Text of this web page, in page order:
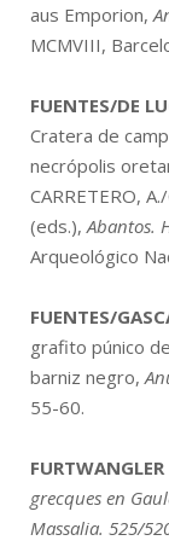
aus Emporion,
MCMVIII,
FUENTES/DE
Cratera de
necrópolis
CARRETERO,
(eds.), Abantos.
Arqueológico
FUENTES/
grafito púnico
barniz negro,
55-60.
grecques en
Massalia. 525/